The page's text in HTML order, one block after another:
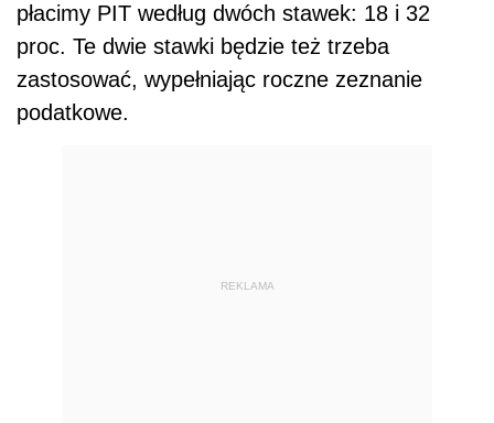
płacimy PIT według dwóch stawek: 18 i 32
proc. Te dwie stawki będzie też trzeba
zastosować, wypełniając roczne zeznanie
podatkowe.
REKLAMA